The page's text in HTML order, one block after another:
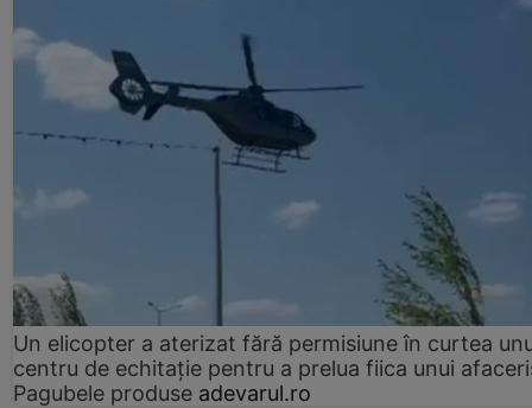
Un elicopter a aterizat fără permisiune în curtea
centru de echitație pentru a prelua fiica unui
Pagubele produse adevarul.ro